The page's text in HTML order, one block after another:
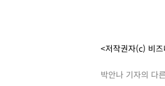
<저작권자(c) 비
박안나 기자의 다